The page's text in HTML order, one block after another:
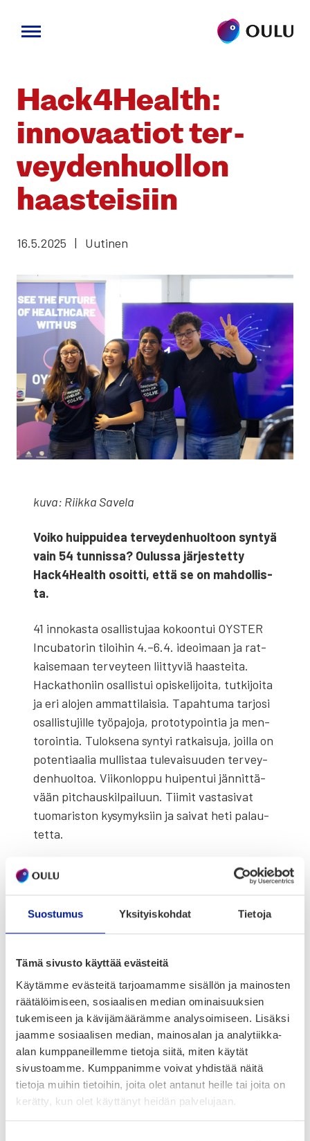
Suostumus Yksityiskohdat Tietoja
Tämä sivusto käyttää evästeitä
Käytämme evästeitä tarjoamamme sisällön ja mainosten
räätälöimiseen, sosiaalisen median ominaisuuksien
tukemiseen ja kävijämäärämme analysoimiseen. Lisäksi
jaamme sosiaalisen median, mainosalan ja analytiikka-
alan kumppaneillemme tietoja siitä, miten käytät
sivustoamme. Kumppanimme voivat yhdistää näitä
tietoja muihin tietoihin, joita olet antanut heille tai joita on
kerätty, kun olet käyttänyt heidän palvelujaan.
sisältöön
Hack4Health:
inno­vaa­tiot ter­
vey­den­huol­lon
haas­tei­siin
16.5.2025 | Uutinen
kuva: Riik­ka Save­la
Voi­ko huip­pui­dea ter­vey­den­huol­toon syn­tyä
vain 54 tun­nis­sa? Oulus­sa jär­jes­tet­ty
Hack4Health osoit­ti, että se on mah­dol­lis­
ta.
41 inno­kas­ta osal­lis­tu­jaa kokoon­tui OYSTER
Incu­ba­to­rin tiloi­hin 4.–6.4. ideoi­maan ja rat­
kai­se­maan ter­vey­teen liit­ty­viä haas­tei­ta.
Hac­kat­ho­niin osal­lis­tui opis­ke­li­joi­ta, tut­ki­joi­ta
ja eri alo­jen ammat­ti­lai­sia. Tapah­tu­ma tar­jo­si
osal­lis­tu­jil­le työ­pa­jo­ja, pro­to­ty­poin­tia ja men­
to­roin­tia. Tulok­se­na syn­tyi rat­kai­su­ja, joil­la on
poten­ti­aa­lia mul­lis­taa tule­vai­suu­den ter­vey­
den­huol­toa. Vii­kon­lop­pu hui­pen­tui jän­nit­tä­
vään pitc­haus­kil­pai­luun. Tii­mit vas­ta­si­vat
tuo­ma­ris­ton kysy­myk­siin ja sai­vat heti palau­
tet­ta.
Hack4Health kes­ti vain 54 tun­tia, mut­ta joil­
le­kin tii­meil­le se oli vas­ta alku. Var­si­nai­nen työ
alkaa hac­ka­to­nin jäl­keen.
nik­si:https://ouluhealth.fi/hack4health-
building-the-future-of-healthcare-in-a-
weekend/
Seu­raa­va OYSTER Pre-Incu­ba­tor käyn­nis­
tyy syk­syl­lä 2025 – ja haku on jo avoin­na!
Lue lisää ja hae mukaan:
https://ouluhealth.fi/oyster/oyster-pre-
incubator/